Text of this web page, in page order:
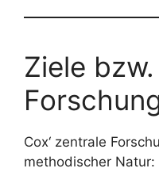
Ziele bzw.
Cox‘ zentrale
methodischer